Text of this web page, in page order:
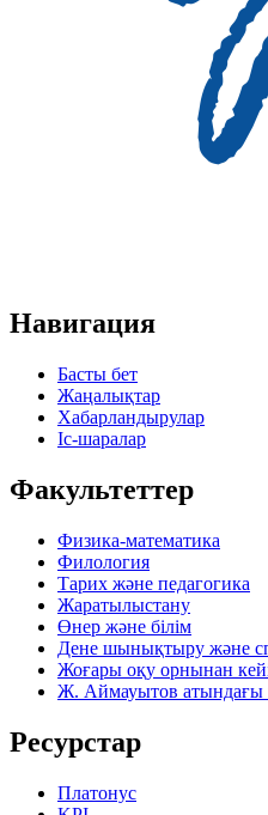
Навигация
Басты бет
Жаңалықтар
Хабарландырулар
Іс-шаралар
Факультеттер
Физика-математика
Филология
Тарих және педагогика
Жаратылыстану
Өнер және білім
Дене шынықтыру және
Жоғары оқу орнынан
Ж. Аймауытов атындағы
Ресурстар
Платонус